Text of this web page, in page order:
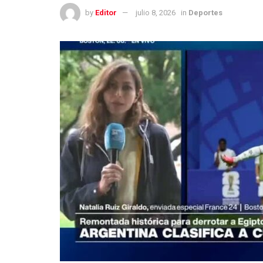
by Editor julio 8, 2026 in Deportes